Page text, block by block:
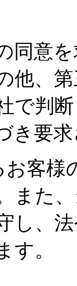
同意
他、
で判
き要
客様
また
し、
す。